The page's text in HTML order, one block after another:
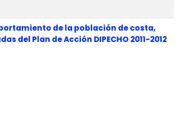
de la población de costa,
del Plan de Acción DIPECHO 2011-2012